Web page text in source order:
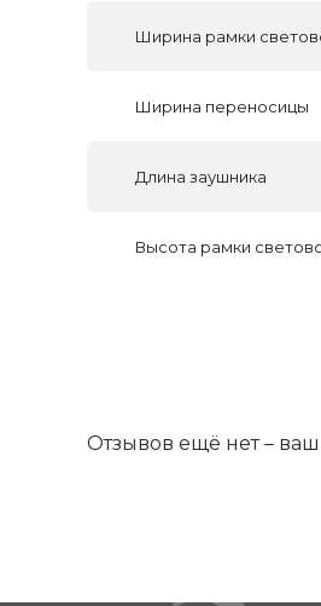
Ширина рамки
Ширина переносицы
Длина заушника
Высота рамки
Отзывов ещё нет –